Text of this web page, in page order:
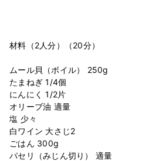
材料（2人分）（20分）
ムール貝（ボイル） 250g
たまねぎ 1/4個
にんにく 1/2片
オリーブ油 適量
塩 少々
白ワイン 大さじ2
ごはん 300g
パセリ（みじん切り） 適量